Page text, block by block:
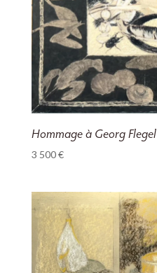
Hommage à Georg Flegel
3 500€